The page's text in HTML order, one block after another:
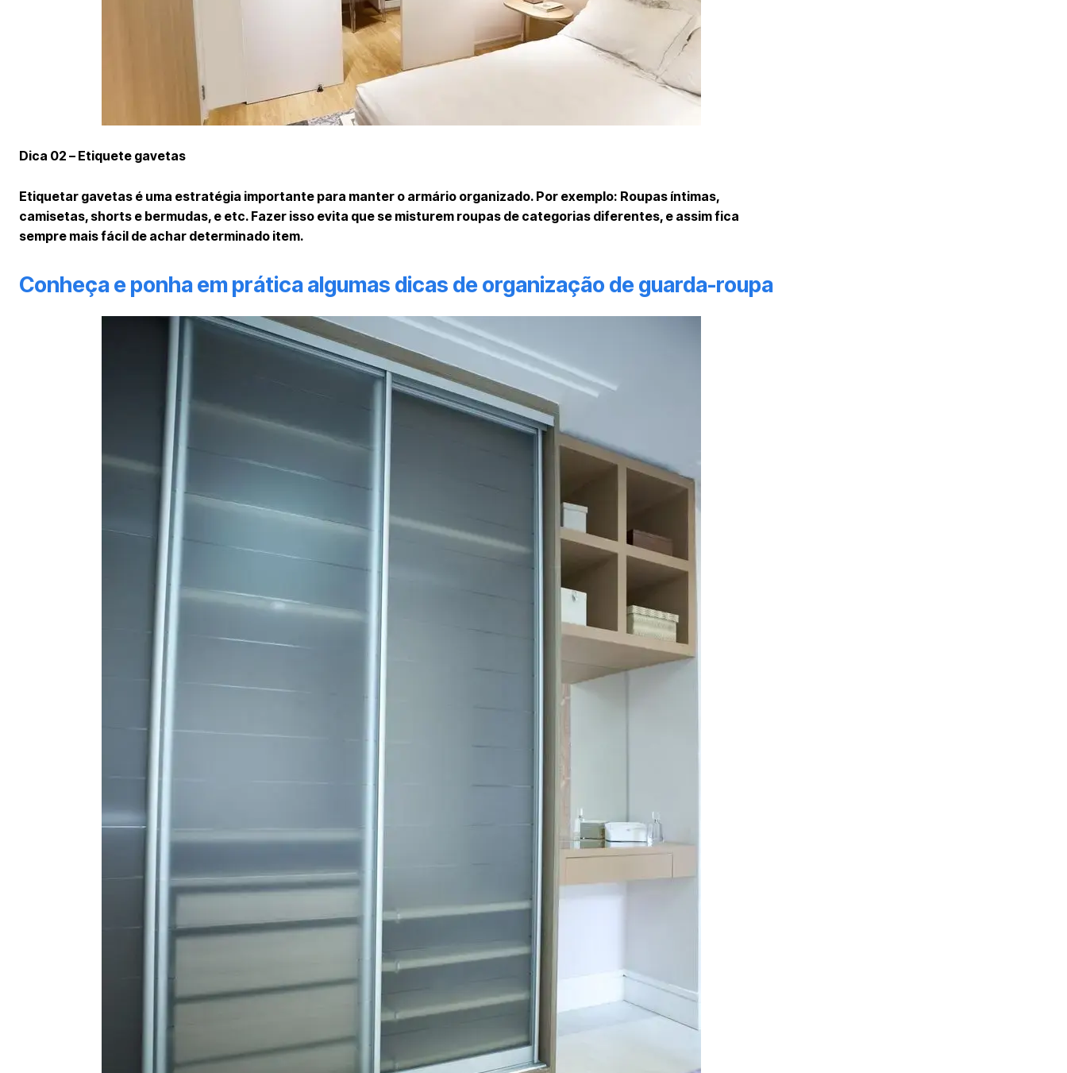
Dica 02 – Etiquete gavetas
Etiquetar gavetas é uma estratégia importante para manter o armário organizado. Por exemplo: Roupas íntimas,
camisetas, shorts e bermudas, e etc. Fazer isso evita que se misturem roupas de categorias diferentes, e assim fica
sempre mais fácil de achar determinado item.
Conheça e ponha em prática algumas dicas de organização de guarda-roupa